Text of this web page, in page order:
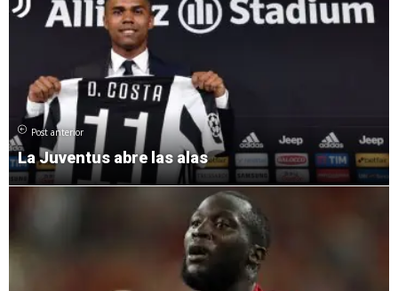
Post anterior
La Juventus abre las alas